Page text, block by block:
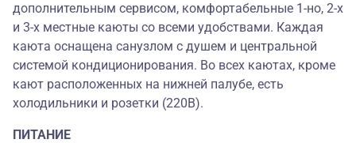
дополнительным сервисом, комфортабельные 1-но, 2-х
и 3-х местные каюты со всеми удобствами. Каждая
каюта оснащена санузлом с душем и центральной
системой кондиционирования. Во всех каютах, кроме
кают расположенных на нижней палубе, есть
холодильники и розетки (220В).
ПИТАНИЕ